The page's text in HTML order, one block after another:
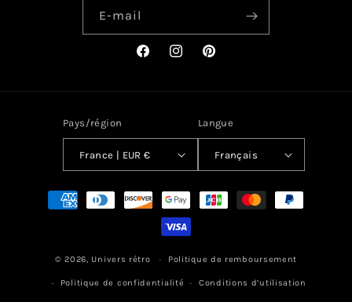
E-mail
FacebookInstagramPinterest
Pays/région
France | EUR €
Langue
Français
Moyens
© 2026, Univers rétro Politique de remboursement
Politique de confidentialité Conditions d’utilisation